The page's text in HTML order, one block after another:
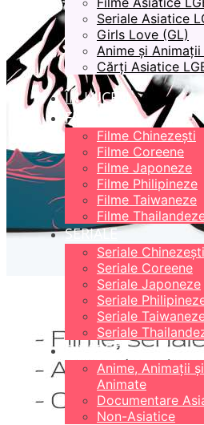
Seriale Asiatice
Girls Love (GL)
Anime și Animații
Cărți Asiatice
ÎN LUCRU
FILME
Filme Chinezești
Filme Coreene
Filme Japoneze
Filme Philipineze
Filme Taiwaneze
Filme
SERIALE
Seriale Chinezești
Seriale Coreene
Seriale Japoneze
Seriale
Seriale
Seriale
DIVERSE
Anime, Animații
Animate
Documentare
Non-Asiatice